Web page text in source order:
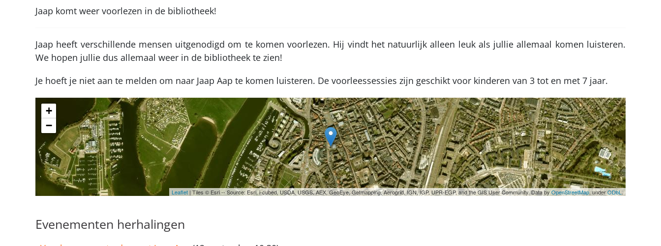
Jaap komt weer voorlezen in de bibliotheek!
Jaap heeft verschillende mensen uitgenodigd om te komen voorlezen. Hij vindt het natuurlijk alleen leuk als jullie allemaal komen luisteren.
We hopen jullie dus allemaal weer in de bibliotheek te zien!
Je hoeft je niet aan te melden om naar Jaap Aap te komen luisteren. De voorleessessies zijn geschikt voor kinderen van 3 tot en met 7 jaar.
+
−
Leaflet | Tiles © Esri -- Source: Esri, i-cubed, USDA, USGS, AEX, GeoEye, Getmapping, Aerogrid, IGN, IGP, UPR-EGP, and the GIS User Community. Data byOpenStreetMap, underODbL.
Evenementen herhalingen